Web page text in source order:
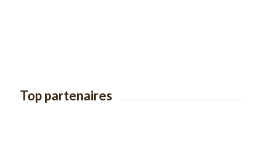
Top partenaires